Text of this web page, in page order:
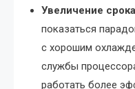
Увеличение
показаться
с хорошим
службы
работать более